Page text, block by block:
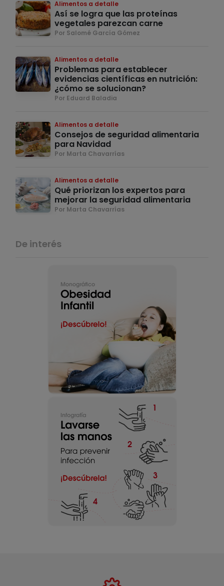
Alimentos a detalle
Así se logra que las proteínas
vegetales parezcan carne
Por Salomé García Gómez
Alimentos a detalle
Problemas para establecer
evidencias científicas en nutrición:
¿cómo se solucionan?
Por Eduard Baladia
Alimentos a detalle
Consejos de seguridad alimentaria
para Navidad
Por Marta Chavarrías
Alimentos a detalle
Qué priorizan los expertos para
mejorar la seguridad alimentaria
Por Marta Chavarrías
De interés